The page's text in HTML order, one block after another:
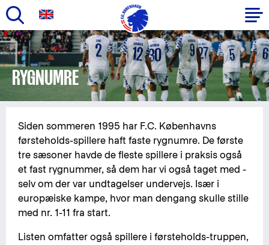
Gå
til
hovedindhold
Primær
navigation
RYGNUMRE
Siden sommeren 1995 har F.C. Københavns
førsteholds-spillere haft faste rygnumre. De første
tre sæsoner havde de fleste spillere i praksis også
et fast rygnummer, så dem har vi også taget med -
selv om der var undtagelser undervejs. Især i
europæiske kampe, hvor man dengang skulle stille
med nr. 1-11 fra start.
Listen omfatter også spillere i førsteholds-truppen,